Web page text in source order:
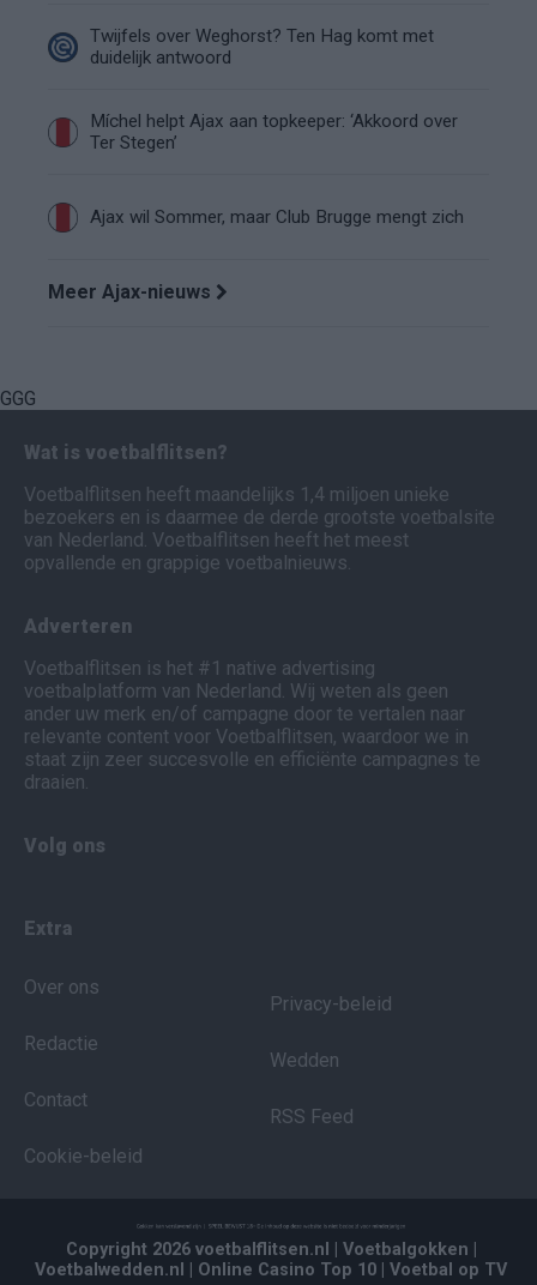
Twijfels over Weghorst? Ten Hag komt met
duidelijk antwoord
Míchel helpt Ajax aan topkeeper: ‘Akkoord over
Ter Stegen’
Ajax wil Sommer, maar Club Brugge mengt zich
Meer Ajax-nieuws
GGG
Wat is voetbalflitsen?
Voetbalflitsen heeft maandelijks 1,4 miljoen unieke
bezoekers en is daarmee de derde grootste voetbalsite
van Nederland. Voetbalflitsen heeft het meest
opvallende en grappige voetbalnieuws.
Adverteren
Voetbalflitsen is het #1 native advertising
voetbalplatform van Nederland. Wij weten als geen
ander uw merk en/of campagne door te vertalen naar
relevante content voor Voetbalflitsen, waardoor we in
staat zijn zeer succesvolle en efficiënte campagnes te
draaien.
Volg ons
Extra
Over ons
Redactie
Contact
Cookie-beleid
Privacy-beleid
Wedden
RSS Feed
Copyright 2026 voetbalflitsen.nl | Voetbalgokken
Voetbalwedden.nl
| Online Casino Top 10 | Voetbal op TV